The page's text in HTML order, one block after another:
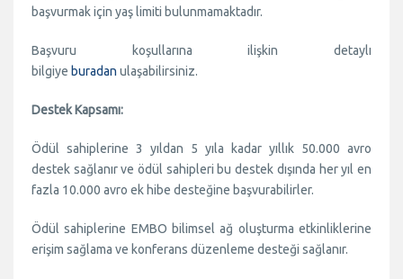
başvurmak için yaş limiti bulunmamaktadır.
Başvuru koşullarına ilişkin detaylı
bilgiye buradan ulaşabilirsiniz.
Destek Kapsamı:
Ödül sahiplerine 3 yıldan 5 yıla kadar yıllık 50.000 avro
destek sağlanır ve ödül sahipleri bu destek dışında her yıl en
fazla 10.000 avro ek hibe desteğine başvurabilirler.
Ödül sahiplerine EMBO bilimsel ağ oluşturma etkinliklerine
erişim sağlama ve konferans düzenleme desteği sağlanır.